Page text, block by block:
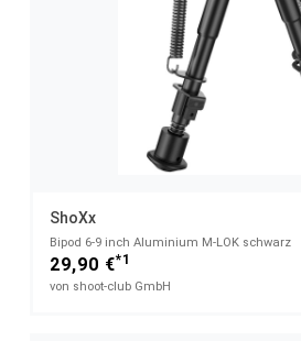
ShoXx
Bipod 6-9 inch Aluminium M-LOK schwarz
29,90 €*1
von shoot-club GmbH